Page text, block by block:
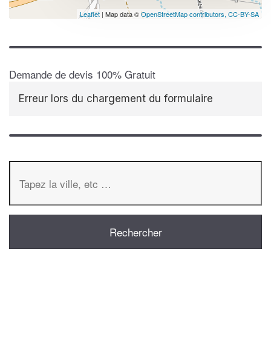
Leaflet | Map data ©OpenStreetMap contributors, CC-BY-SA
Demande de devis 100% Gratuit
Erreur lors du chargement du formulaire